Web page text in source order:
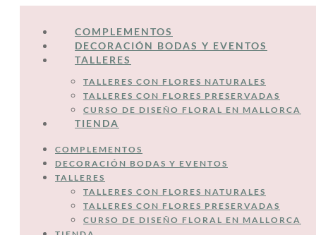
COMPLEMENTOS
DECORACIÓN BODAS Y EVENTOS
TALLERES
TALLERES CON FLORES NATURALES
TALLERES CON FLORES PRESERVADAS
CURSO DE DISEÑO FLORAL EN MALLORCA
TIENDA
COMPLEMENTOS
DECORACIÓN BODAS Y EVENTOS
TALLERES
TALLERES CON FLORES NATURALES
TALLERES CON FLORES PRESERVADAS
CURSO DE DISEÑO FLORAL EN MALLORCA